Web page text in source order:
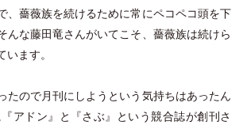
、薔薇族を続けるために常にペコペコ頭を下
んな藤田竜さんがいてこそ、薔薇族は続けら
ます。
たので月刊にしようという気持ちはあったん
アドン』と『さぶ』という競合誌が創刊さ